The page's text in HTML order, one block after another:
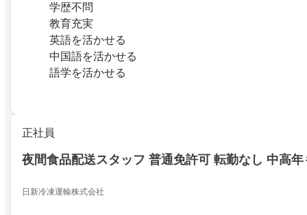
学歴不問
教育充実
英語を活かせる
中国語を活かせる
語学を活かせる
正社員
夜間食品配送スタッフ 普通免許可 転勤なし 中高
日新冷凍運輸株式会社